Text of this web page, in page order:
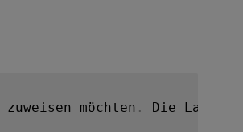
möchten . Die